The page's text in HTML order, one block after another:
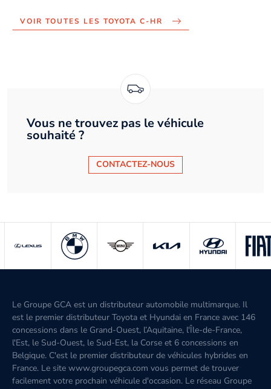
VOIR TOUTES LES TOYOTA C-HR
Vous ne trouvez pas le véhicule
souhaité ?
CONTACTEZ-NOUS
Le Groupe GCA est un distributeur automobile multimarque. Il
est le premier distributeur Toyota et Hyundai en France avec 146
concessions dans le Grand-Ouest, l’Aquitaine, l'Île-de-France,
l'Est, le Sud-Ouest, le Sud-Est, la Corse et 6 concessions en
Belgique. C'est le premier distributeur de véhicules hybrides en
France. Le site www.groupegca.com vous permet de trouver
facilement votre prochain véhicule d'occasion. Le réseau Groupe